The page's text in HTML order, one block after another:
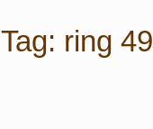
Tag: ring 49